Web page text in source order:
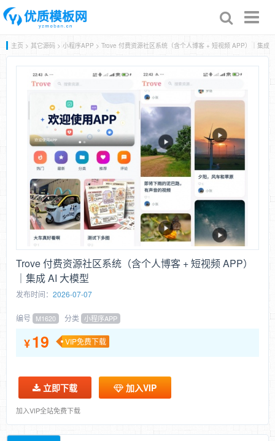
主页 > 其它源码 > 小程序APP > Trove 付费资源社区系统（含个人博客 + 短视频 APP）｜集成
Trove 付费资源社区系统（含个人博客 + 短视频 APP）
｜集成 AI 大模型
发布时间： 2026-07-07
编号 M1620 分类 小程序APP
¥19 VIP免费下载
立即下载 加入VIP
加入VIP全站免费下载